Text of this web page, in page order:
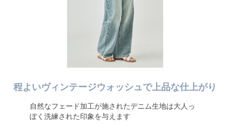
程よいヴィンテージウォッシュで上品な仕上がり
自然なフェード加工が施されたデニム生地は大人っ
ぽく洗練された印象を与えます